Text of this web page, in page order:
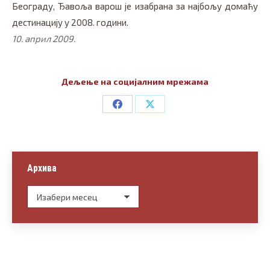
Београду, Ђавоља варош је изабрана за најбољу домаћу
дестинацију у 2008. години.
10. април 2009.
Дељење на социјалним мрежама
Share
Share
Архива
Архива